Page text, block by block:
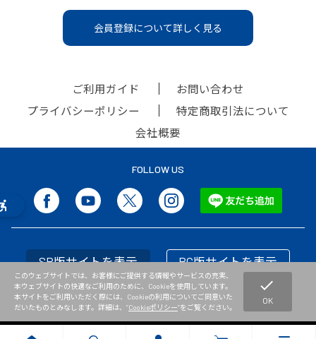
会員登録について詳しく見る
ご利用ガイド
お問い合わせ
プライバシーポリシー
特定商取引法について
会社概要
FOLLOW US
SP版サイトを表示 PC版サイトを表示
Copyright © NISHI Athletic Goods Co.,Ltd. All Rights Reserved.
このウェブサイトでは、お客様にご提供する情報やサービスの充実、
本ウェブサイトの快適なご利用のために、Cookieを使用しています。
本サイトをご利用いただく際には、Cookieの利用についてご同意いた
だいたものとみなします。詳細は、”Cookieポリシー”をご覧ください。
check
OK